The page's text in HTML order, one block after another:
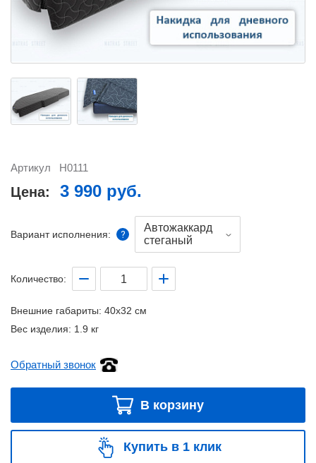
Артикул H0111
Цена: 3 990 руб.
Вариант исполнения:
Автожаккард
стеганый
Количество:
Внешние габариты: 40x32 см
Вес изделия: 1.9 кг
Обратный звонок
В корзину
Купить в 1 клик